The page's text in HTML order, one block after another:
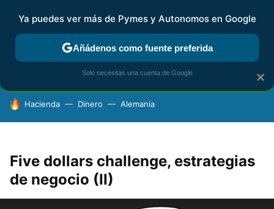
FISCALIDAD Y CONTABILIDAD KIT DIGITAL RENTA
HOY SE HABLA DE
Hacienda Dinero Alemania
Five dollars challenge, estrategias
de negocio (II)
×
Ya puedes ver más de Pymes y Autonomos en Google
Añádenos como fuente preferida
Solo necesitas una cuenta de Google